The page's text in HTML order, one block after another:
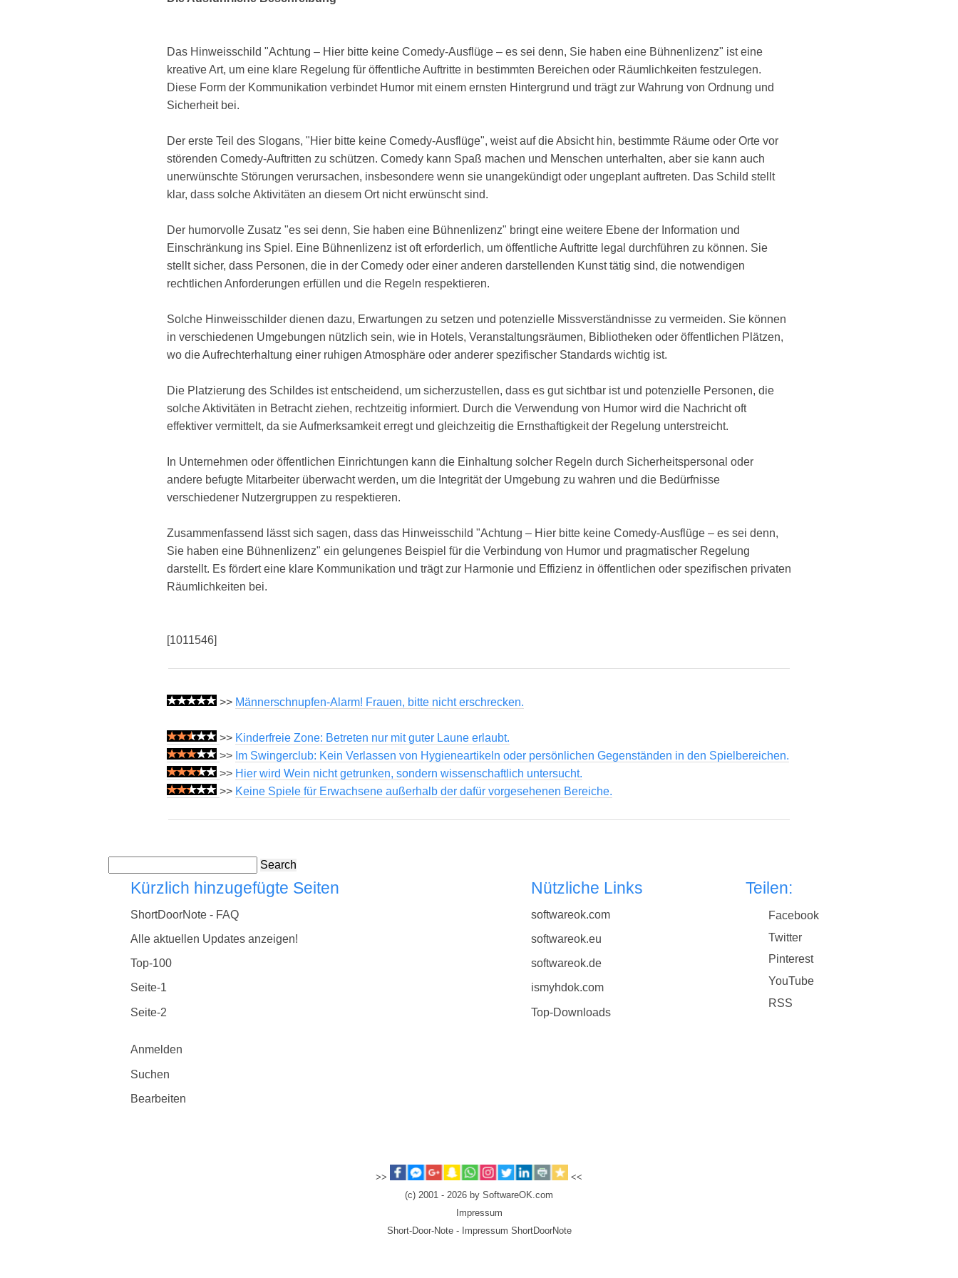
Das Hinweisschild "Achtung – Hier bitte keine Comedy-Ausflüge – es sei denn, Sie haben eine Bühnenlizenz" ist eine
kreative Art, um eine klare Regelung für öffentliche Auftritte in bestimmten Bereichen oder Räumlichkeiten festzulegen.
Diese Form der Kommunikation verbindet Humor mit einem ernsten Hintergrund und trägt zur Wahrung von Ordnung und
Sicherheit bei.
Der erste Teil des Slogans, "Hier bitte keine Comedy-Ausflüge", weist auf die Absicht hin, bestimmte Räume oder Orte vor
störenden Comedy-Auftritten zu schützen. Comedy kann Spaß machen und Menschen unterhalten, aber sie kann auch
unerwünschte Störungen verursachen, insbesondere wenn sie unangekündigt oder ungeplant auftreten. Das Schild stellt
klar, dass solche Aktivitäten an diesem Ort nicht erwünscht sind.
Der humorvolle Zusatz "es sei denn, Sie haben eine Bühnenlizenz" bringt eine weitere Ebene der Information und
Einschränkung ins Spiel. Eine Bühnenlizenz ist oft erforderlich, um öffentliche Auftritte legal durchführen zu können. Sie
stellt sicher, dass Personen, die in der Comedy oder einer anderen darstellenden Kunst tätig sind, die notwendigen
rechtlichen Anforderungen erfüllen und die Regeln respektieren.
Solche Hinweisschilder dienen dazu, Erwartungen zu setzen und potenzielle Missverständnisse zu vermeiden. Sie können
in verschiedenen Umgebungen nützlich sein, wie in Hotels, Veranstaltungsräumen, Bibliotheken oder öffentlichen Plätzen,
wo die Aufrechterhaltung einer ruhigen Atmosphäre oder anderer spezifischer Standards wichtig ist.
Die Platzierung des Schildes ist entscheidend, um sicherzustellen, dass es gut sichtbar ist und potenzielle Personen, die
solche Aktivitäten in Betracht ziehen, rechtzeitig informiert. Durch die Verwendung von Humor wird die Nachricht oft
effektiver vermittelt, da sie Aufmerksamkeit erregt und gleichzeitig die Ernsthaftigkeit der Regelung unterstreicht.
In Unternehmen oder öffentlichen Einrichtungen kann die Einhaltung solcher Regeln durch Sicherheitspersonal oder
andere befugte Mitarbeiter überwacht werden, um die Integrität der Umgebung zu wahren und die Bedürfnisse
verschiedener Nutzergruppen zu respektieren.
Zusammenfassend lässt sich sagen, dass das Hinweisschild "Achtung – Hier bitte keine Comedy-Ausflüge – es sei denn,
Sie haben eine Bühnenlizenz" ein gelungenes Beispiel für die Verbindung von Humor und pragmatischer Regelung
darstellt. Es fördert eine klare Kommunikation und trägt zur Harmonie und Effizienz in öffentlichen oder spezifischen privaten
Räumlichkeiten bei.
[1011546]
>> Männerschnupfen-Alarm! Frauen, bitte nicht erschrecken.
>> Kinderfreie Zone: Betreten nur mit guter Laune erlaubt.
>> Im Swingerclub: Kein Verlassen von Hygieneartikeln oder persönlichen Gegenständen in den Spielbereichen.
>> Hier wird Wein nicht getrunken, sondern wissenschaftlich untersucht.
>> Keine Spiele für Erwachsene außerhalb der dafür vorgesehenen Bereiche.
Search
Kürzlich hinzugefügte Seiten
ShortDoorNote - FAQ
Alle aktuellen Updates anzeigen!
Top-100
Seite-1
Seite-2
Anmelden
Suchen
Bearbeiten
Nützliche Links
softwareok.com
softwareok.eu
softwareok.de
ismyhdok.com
Top-Downloads
Teilen:
Facebook
Twitter
Pinterest
YouTube
RSS
>>
<<
(c) 2001 - 2026 by SoftwareOK.com
Impressum
Short-Door-Note - Impressum ShortDoorNote